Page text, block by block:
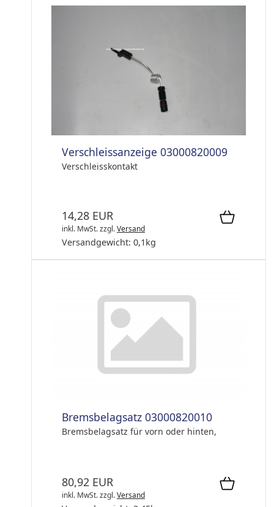
Verschleissanzeige 03000820009
Verschleisskontakt
14,28 EUR
inkl. MwSt.zzgl.Versand
Versandgewicht: 0,1 kg
Bremsbelagsatz 03000820010
Bremsbelagsatz für vorn oder hinten,
80,92 EUR
inkl. MwSt.zzgl.Versand